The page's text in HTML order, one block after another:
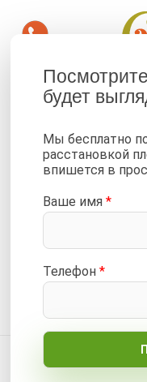
Главная — Каталог —
Игровой комплекс
будет
Мы бесплатно
расстановкой
впишется в
Ваше имя *
Телефон *